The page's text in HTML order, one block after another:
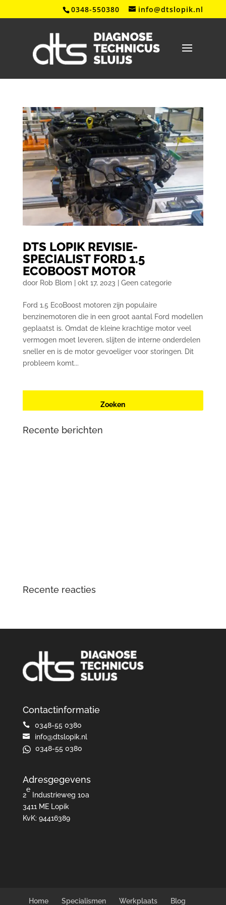
0348-550380 info@dtslopik.nl
DTS LOPIK REVISIE-
SPECIALIST FORD 1.5
ECOBOOST MOTOR
door Rob Blom okt 17, 2023 Geen categorie
Ford 1.5 EcoBoost motoren zijn populaire
benzinemotoren die in een groot aantal Ford modellen
geplaatst is. Omdat de kleine krachtige motor veel
vermogen moet leveren, slijten de interne onderdelen
sneller en is de motor gevoeliger voor storingen. Dit
probleem komt...
Recente berichten
Recente reacties
Contactinformatie
 0348-55 0380

info@dtslopik.nl
0348-55 0380
Adresgegevens
2
e
Industrieweg 10a
3411 ME Lopik
KvK: 94416389
Home Specialismen Werkplaats Blog